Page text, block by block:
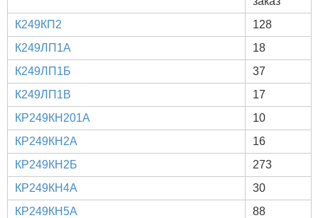
К249КП2
128
К249ЛП1А
18
К249ЛП1Б
37
К249ЛП1В
17
КР249КН201А
10
КР249КН2А
16
КР249КН2Б
273
КР249КН4А
30
КР249КН5А
88